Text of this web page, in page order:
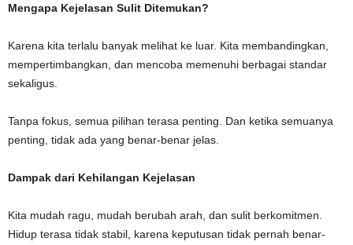
Mengapa Kejelasan Sulit Ditemukan?
Karena kita terlalu banyak melihat ke luar. Kita membandingkan,
mempertimbangkan, dan mencoba memenuhi berbagai standar
sekaligus.
Tanpa fokus, semua pilihan terasa penting. Dan ketika semuanya
penting, tidak ada yang benar-benar jelas.
Dampak dari Kehilangan Kejelasan
Kita mudah ragu, mudah berubah arah, dan sulit berkomitmen.
Hidup terasa tidak stabil, karena keputusan tidak pernah benar-